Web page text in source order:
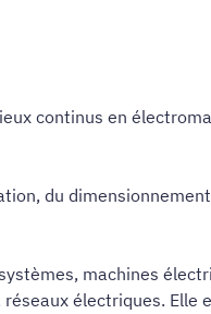
continus en
du
machines
électriques. Elle